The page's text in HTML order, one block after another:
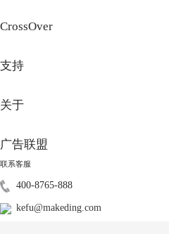
CrossOver
支持
关于
广告联盟
联系客服
400-8765-888
kefu@makeding.com